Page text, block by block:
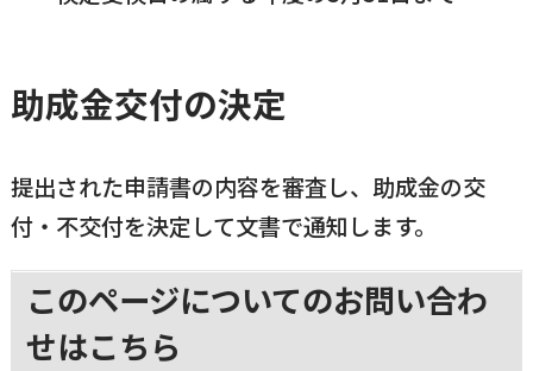
助成金交付の決定
提出された申請書の内容を審査し、助成金の交
付・不交付を決定して文書で通知します。
このページについてのお問い合わ
せはこちら